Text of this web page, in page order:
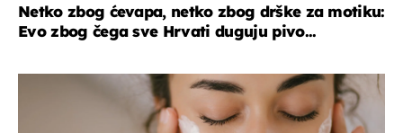
Netko zbog ćevapa, netko zbog drške za motiku:
Evo zbog čega sve Hrvati duguju pivo...
moda & ljepota